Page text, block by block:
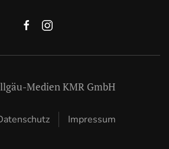
Medien KMR GmbH
Impressum